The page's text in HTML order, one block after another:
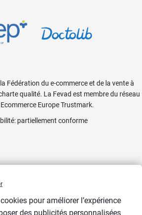
Fédération du e-commerce et de la vente à
qualité. La Fevad est membre du réseau
Europe Trustmark.
: partiellement conforme
pour améliorer l’expérience
des publicités personnalisées